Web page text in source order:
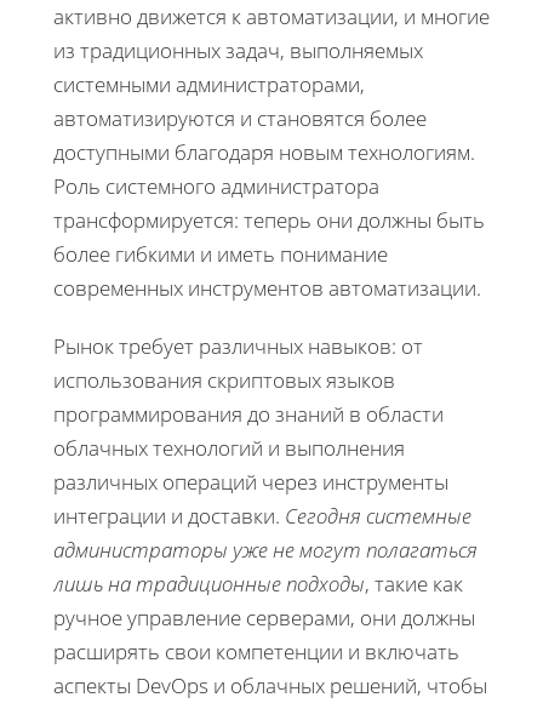
активно движется к автоматизации, и многие
из традиционных задач, выполняемых
системными администраторами,
автоматизируются и становятся более
доступными благодаря новым технологиям.
Роль системного администратора
трансформируется: теперь они должны быть
более гибкими и иметь понимание
современных инструментов автоматизации.
Рынок требует различных навыков: от
использования скриптовых языков
программирования до знаний в области
облачных технологий и выполнения
различных операций через инструменты
интеграции и доставки. Сегодня системные
администраторы уже не могут полагаться
лишь на традиционные подходы, такие как
ручное управление серверами, они должны
расширять свои компетенции и включать
аспекты DevOps и облачных решений, чтобы